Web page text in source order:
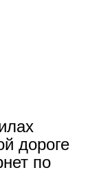
дороге
по